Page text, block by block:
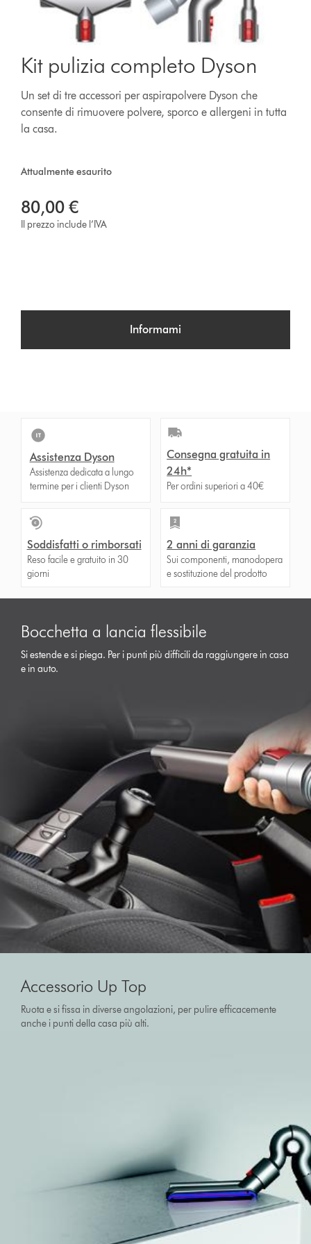
Kit pulizia completo Dyson
Un set di tre accessori per aspirapolvere Dyson che
consente di rimuovere polvere, sporco e allergeni in tutta
la casa.
Attualmente esaurito
80,00 €
Il prezzo include l’IVA
Informami
Assistenza Dyson
Assistenza dedicata a lungo
termine per i clienti Dyson
Consegna gratuita in
24h*
Per ordini superiori a 40€
Soddisfatti o rimborsati
Reso facile e gratuito in 30
giorni
2 anni di garanzia
Sui componenti, manodopera
e sostituzione del prodotto
Bocchetta a lancia flessibile
Si estende e si piega. Per i punti più difficili da raggiungere in casa
e in auto.
Accessorio Up Top
Ruota e si fissa in diverse angolazioni, per pulire efficacemente
anche i punti della casa più alti.